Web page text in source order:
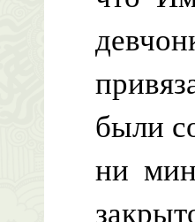
были
ни